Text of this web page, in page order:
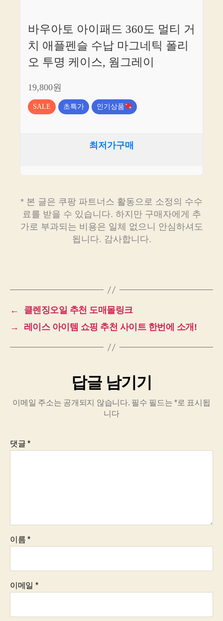
바우아토 아이패드 360도 멀티 거
치 애플펜슬 수납 마그네틱 폴리
오 투명 케이스, 웜그레이
19,800원
SALE 초특가 인기상품
최저가구매
* 본 글은 쿠팡 파트너스 활동으로 소정의 수수
료를 받을 수 있습니다. 하지만 구매자에게 추
가로 부과되는 비용은 일체 없으니 안심하셔도
됩니다. 감사합니다.
←
클렌징오일 추천 도매몰링크
→
레이스 아이템 쇼핑 추천 사이트 한번에 소개!
답글 남기기
이메일 주소는 공개되지 않습니다. 필수 필드는*로 표시됩
니다
댓글*
이름*
이메일 *